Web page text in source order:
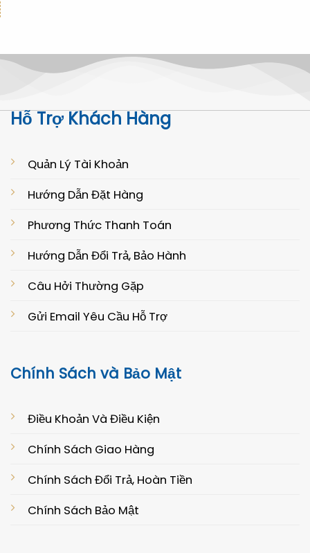
Hỗ Trợ Khách Hàng
Quản Lý Tài Khoản
Hướng Dẫn Đặt Hàng
Phương Thức Thanh Toán
Hướng Dẫn Đổi Trả, Bảo Hành
Câu Hởi Thường Gặp
Gửi Email Yêu Cầu Hỗ Trợ
Chính Sách và Bảo Mật
Điều Khoản Và Điều Kiện
Chính Sách Giao Hàng
Chính Sách Đổi Trả, Hoàn Tiền
Chính Sách Bảo Mật